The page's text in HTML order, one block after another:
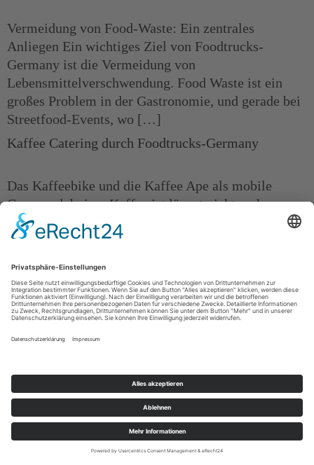
Vermeidung von Food-Waste: Ein zentrales
Anliegen Ein wichtiges Ziel von Foodtrucks-
Germany ist die Vermeidung von
Lebensmittelverschwendung. Food Waste ist ein
großes Problem in der Gastronomie, und gerade bei
Streetfood-Events, wo […]
Kaffee Catering durch Foodtrucks-Germany
Das Kaffeebike und die Kaffee Ape als mobile
Genusserlebnisse Kaffee ist längst nicht mehr nur
ein Wachmacher am Morgen, sondern ein Lifestyle-
Getränk, das besondere Momente schafft. Für
Best Foodtrucks Germany – DER AWARD
Wir prämieren die Besten! Jedes Jahr kürt der
Foodtrucks-Germany Award die herausragendsten
Nation. Mit Kategorien wie Newcomer des Jahres,
Bestes Food, Beste Drinks und Konzept des […]
Im Portrait: Der singende Foodtrucker